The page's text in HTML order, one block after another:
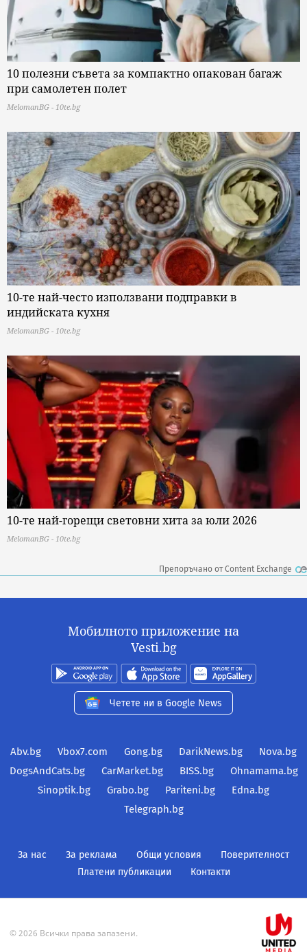
10 полезни съвета за компактно опакован багаж
при самолетен полет
MelomanBG - 10te.bg
10-те най-често използвани подправки в
индийската кухня
MelomanBG - 10te.bg
10-те най-горещи световни хита за юли 2026
MelomanBG - 10te.bg
Препоръчано от Content Exchange
Мобилното приложение на
Vesti.bg
Четете ни в Google News
Abv.bg Vbox7.com Gong.bg DarikNews.bg
Nova.bg
DogsAndCats.bg
CarMarket.bg BISS.bg
Ohnamama.bg
Sinoptik.bg
Grabo.bg Pariteni.bg
Edna.bg
Telegraph.bg
За нас За реклама Общи условия
Поверителност
Платени публикации
Контакти
© 2026 Всички права запазени.